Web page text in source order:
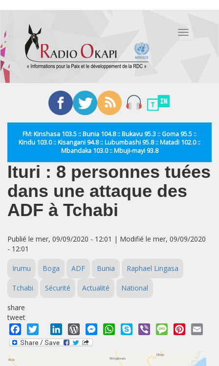
contenu
principal
Toggle
FM: Kinshasa 103.5 :: Bunia 104.8 :: Bukavu 95.3 :: Goma 95.5 ::
Kindu 103.0 :: Kisangani 94.8 :: Lubumbashi 95.8 :: Matadi 102.0 ::
Mbandaka 103.0 :: Mbuji-mayi 93.8
Ituri : 8 personnes tuées
dans une attaque des
ADF à Tchabi
Publié le mer, 09/09/2020 - 12:01 | Modifié le mer, 09/09/2020
- 12:01
Irumu Boga ADF Bunia Raphael Lingasa
Tchabi Sécurité Actualité National
share
tweet
Facebook
Twitter LinkedInWordPressMessengerWhatsApp
Skype Viber MessagePinterest